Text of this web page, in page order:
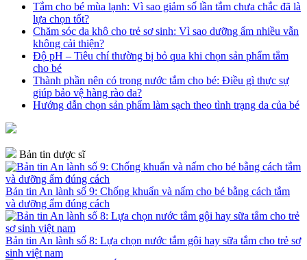
Tắm cho bé mùa lạnh: Vì sao giảm số lần tắm chưa chắc đã là
lựa chọn tốt?
Chăm sóc da khô cho trẻ sơ sinh: Vì sao dưỡng ẩm nhiều vẫn
không cải thiện?
Độ pH – Tiêu chí thường bị bỏ qua khi chọn sản phẩm tắm
cho bé
Thành phần nên có trong nước tắm cho bé: Điều gì thực sự
giúp bảo vệ hàng rào da?
Hướng dẫn chọn sản phẩm làm sạch theo tình trạng da của bé
Bản tin dược sĩ
Bản tin An lành số 9: Chống khuẩn và nấm cho bé bằng cách tắm
và dưỡng ẩm đúng cách
Bản tin An lành số 8: Lựa chọn nước tắm gội hay sữa tắm cho trẻ sơ
sinh việt nam